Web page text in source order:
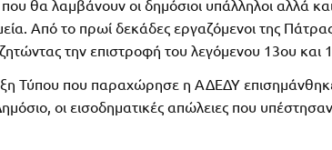
θα λαμβάνουν οι δημόσιοι υπάλληλοι αλλά
Από το πρωί δεκάδες εργαζόμενοι της
την επιστροφή του λεγόμενου 13ου και
Τύπου που παραχώρησε η ΑΔΕΔΥ
οι εισοδηματικές απώλειες που